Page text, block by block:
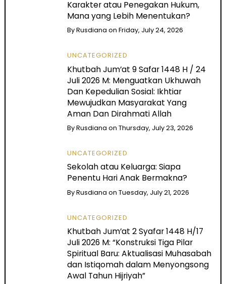
Karakter atau Penegakan Hukum,
Mana yang Lebih Menentukan?
ByRusdiana onFriday, July 24, 2026
UNCATEGORIZED
Khutbah Jum’at 9 Safar 1448 H / 24
Juli 2026 M: Menguatkan Ukhuwah
Dan Kepedulian Sosial: Ikhtiar
Mewujudkan Masyarakat Yang
Aman Dan Dirahmati Allah
ByRusdiana onThursday, July 23, 2026
UNCATEGORIZED
Sekolah atau Keluarga: Siapa
Penentu Hari Anak Bermakna?
ByRusdiana onTuesday, July 21, 2026
UNCATEGORIZED
Khutbah Jum’at 2 Syafar 1448 H/17
Juli 2026 M: “Konstruksi Tiga Pilar
Spiritual Baru: Aktualisasi Muhasabah
dan Istiqomah dalam Menyongsong
Awal Tahun Hijriyah”